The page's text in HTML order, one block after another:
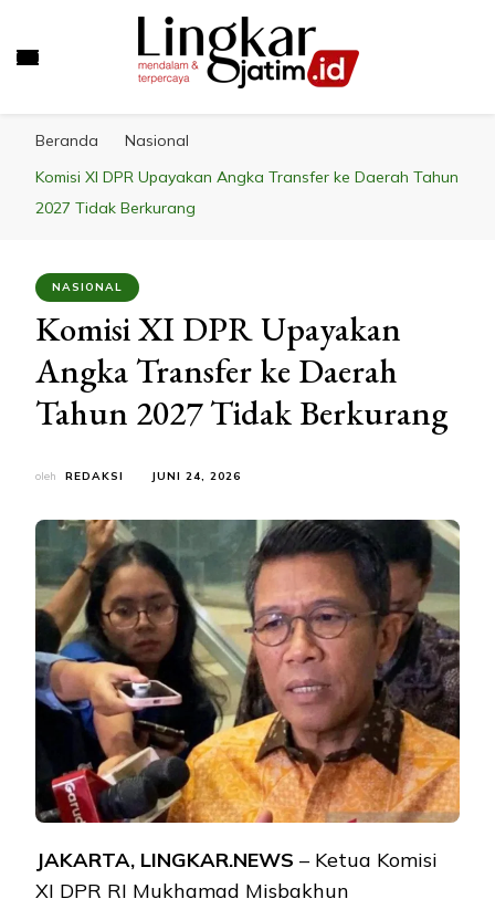
Beranda
Nasional
Komisi XI DPR Upayakan Angka Transfer ke Daerah Tahun
2027 Tidak Berkurang
NASIONAL
Komisi XI DPR Upayakan
Angka Transfer ke Daerah
Tahun 2027 Tidak Berkurang
oleh REDAKSI JUNI 24, 2026
JAKARTA, LINGKAR.NEWS – Ketua Komisi
XI DPR RI Mukhamad Misbakhun